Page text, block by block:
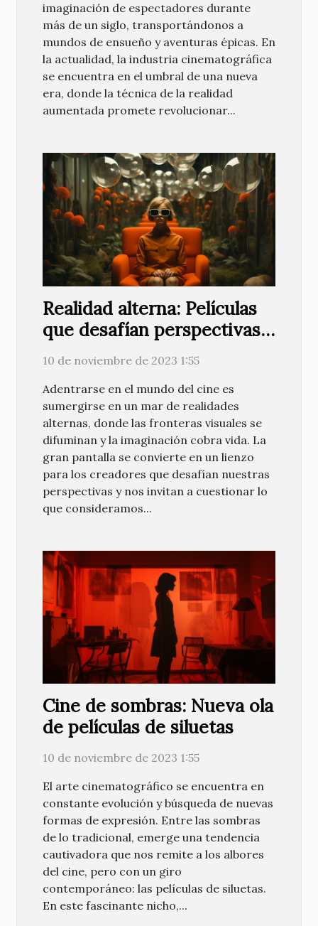
imaginación de espectadores durante
más de un siglo, transportándonos a
mundos de ensueño y aventuras épicas. En
la actualidad, la industria cinematográfica
se encuentra en el umbral de una nueva
era, donde la técnica de la realidad
aumentada promete revolucionar...
Realidad alterna: Películas
que desafían perspectivas
visuales
10 de noviembre de 2023 1:55
Adentrarse en el mundo del cine es
sumergirse en un mar de realidades
alternas, donde las fronteras visuales se
difuminan y la imaginación cobra vida. La
gran pantalla se convierte en un lienzo
para los creadores que desafían nuestras
perspectivas y nos invitan a cuestionar lo
que consideramos...
Cine de sombras: Nueva ola
de películas de siluetas
10 de noviembre de 2023 1:55
El arte cinematográfico se encuentra en
constante evolución y búsqueda de nuevas
formas de expresión. Entre las sombras
de lo tradicional, emerge una tendencia
cautivadora que nos remite a los albores
del cine, pero con un giro
contemporáneo: las películas de siluetas.
En este fascinante nicho,...